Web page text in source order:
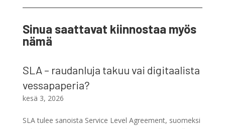
Sinua saattavat kiinnostaa myös
nämä
SLA – raudanluja takuu vai digitaalista
vessapaperia?
kesä 3, 2026
SLA tulee sanoista Service Level Agreement, suomeksi